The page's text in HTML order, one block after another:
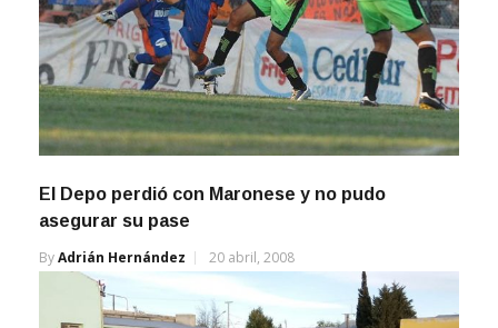
asegurar su pase
ByAdrián Hernández